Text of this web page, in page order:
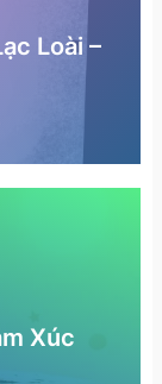
Loài –
Xúc